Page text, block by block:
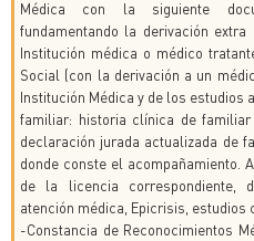
Médica con la siguiente
fundamentando la derivación
Institución médica o médico
Social (con la derivación a un
Institución Médica y de los estudios
familiar: historia clínica de
declaración jurada actualizada de
donde conste el acompañamiento.
de la licencia correspondiente,
atención médica, Epicrisis,
-Constancia de Reconocimientos